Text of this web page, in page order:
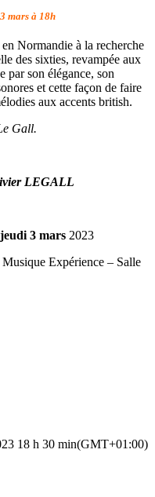
mars à 18h
Normandie à la recherche
des sixties, revampée aux
par son élégance, son
et cette façon de faire
aux accents british.
Gall.
LEGALL
3 mars 2023
Expérience – Salle
18 h 30 min(GMT+01:00)